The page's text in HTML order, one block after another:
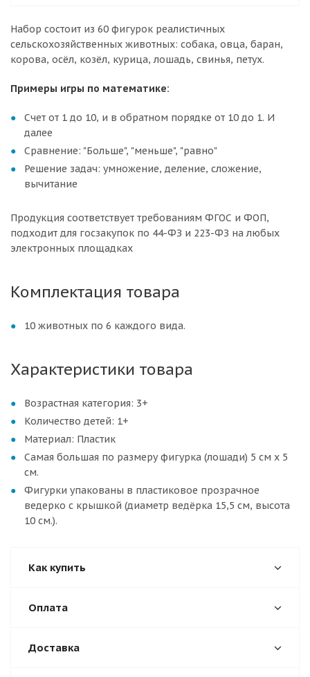
Набор состоит из 60 фигурок реалистичных
сельскохозяйственных животных: собака, овца, баран,
корова, осёл, козёл, курица, лошадь, свинья, петух.
Примеры игры по математике:
Счет от 1 до 10, и в обратном порядке от 10 до 1. И
далее
Сравнение: "Больше", "меньше", "равно"
Решение задач: умножение, деление, сложение,
вычитание
Продукция соответствует требованиям ФГОС и ФОП,
подходит для госзакупок по 44-ФЗ и 223-ФЗ на любых
электронных площадках
Комплектация товара
10 животных по 6 каждого вида.
Характеристики товара
Возрастная категория: 3+
Количество детей: 1+
Материал: Пластик
Самая большая по размеру фигурка (лошади) 5 см х 5
см.
Фигурки упакованы в пластиковое прозрачное
ведерко с крышкой (диаметр ведёрка 15,5 см, высота
10 см.).
Как купить
Оплата
Доставка